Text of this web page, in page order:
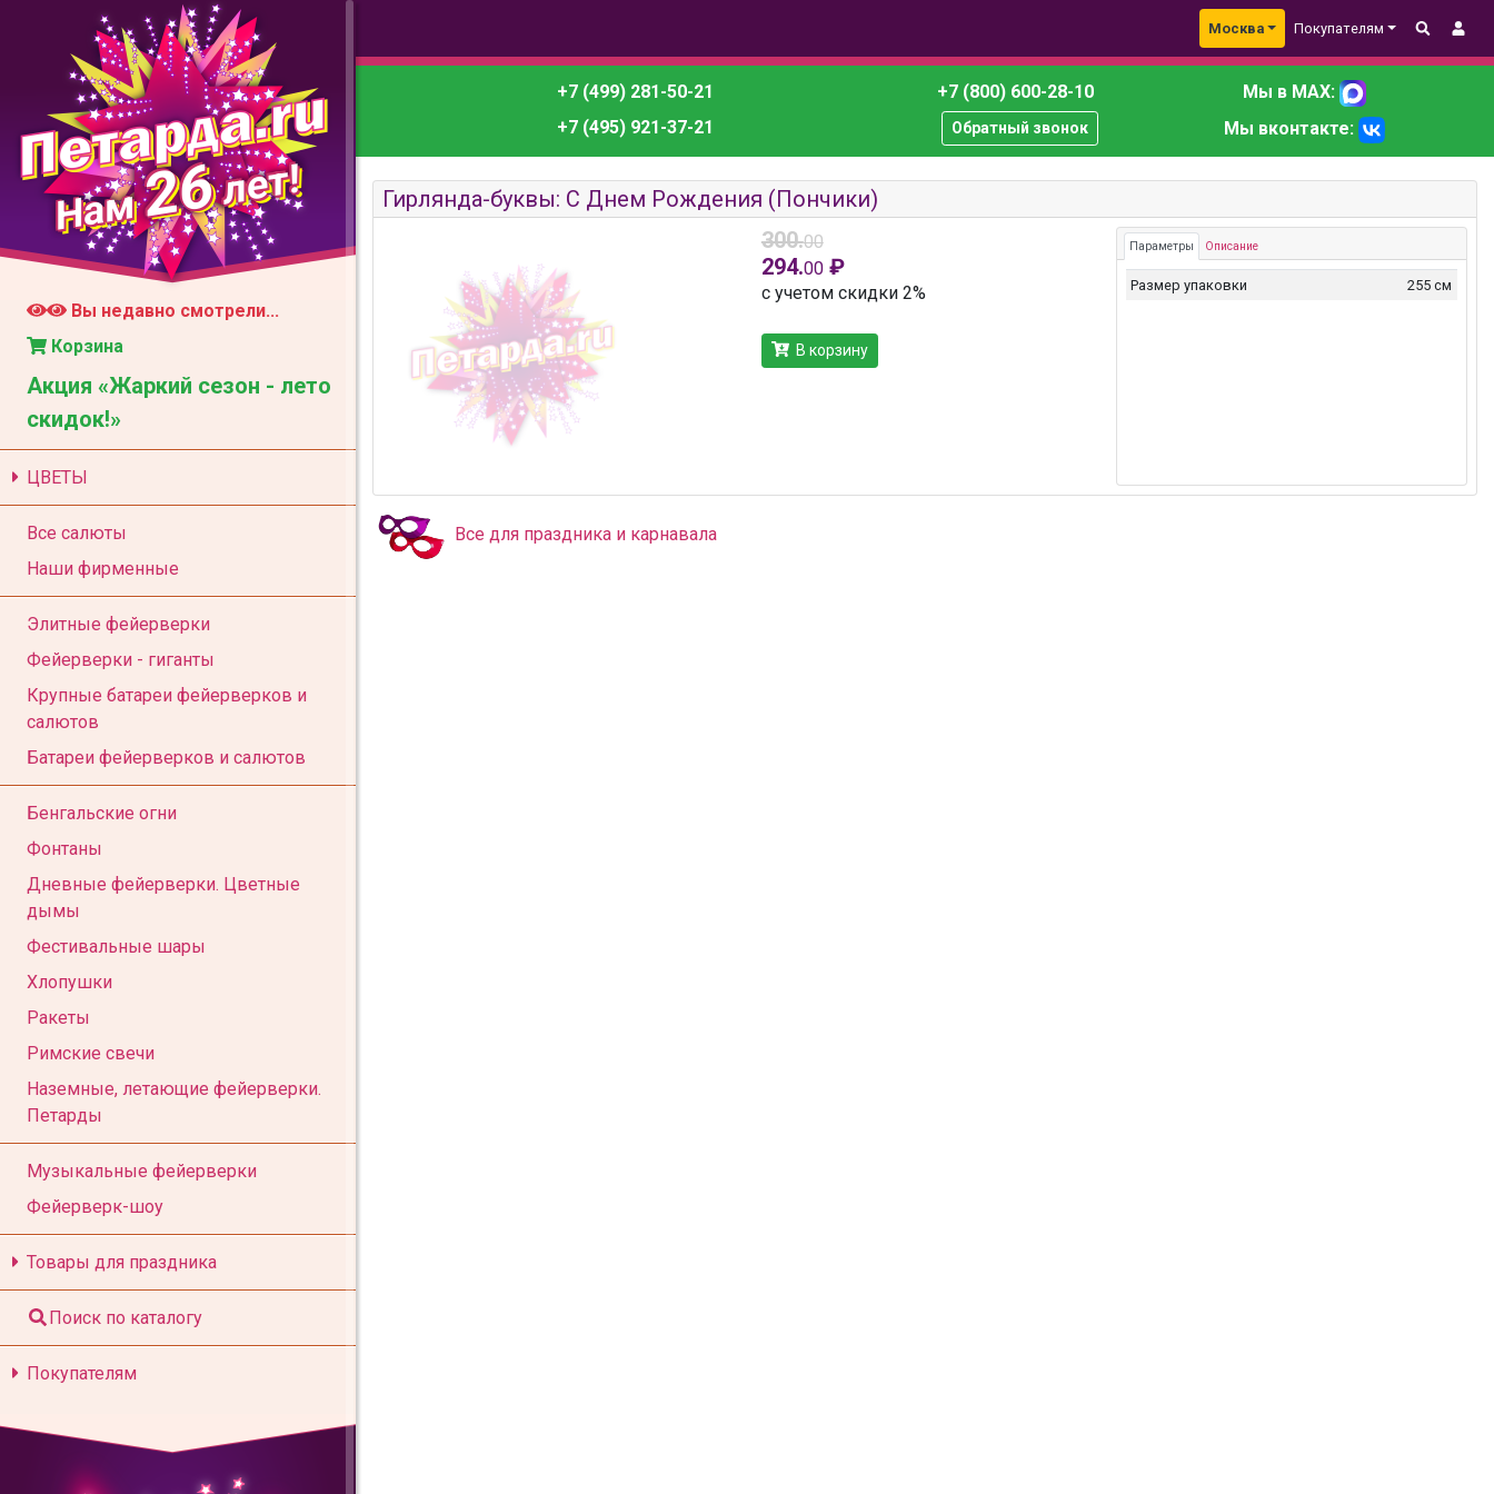
Нам26лет!
Вы недавно смотрели...
Корзина
Акция «Жаркий сезон - лето
скидок!»
ЦВЕТЫ
Все салюты
Наши фирменные
Элитные фейерверки
Фейерверки - гиганты
Крупные батареи фейерверков и
салютов
Батареи фейерверков и салютов
Бенгальские огни
Фонтаны
Дневные фейерверки. Цветные
дымы
Фестивальные шары
Хлопушки
Ракеты
Римские свечи
Наземные, летающие фейерверки.
Петарды
Музыкальные фейерверки
Фейерверк-шоу
Товары для праздника
Поиск по каталогу
Покупателям
Москва Покупателям
+7 (499) 281-50-21
+7 (495) 921-37-21
+7 (800) 600-28-10
Обратный звонок
Мы в MAX:
Мы вконтакте:
Гирлянда-буквы: С Днем Рождения (Пончики)
300.00
294.00₽
с учетом скидки 2%
В корзину
Параметры Описание
Размер упаковки 255 см
Все для праздника и карнавала